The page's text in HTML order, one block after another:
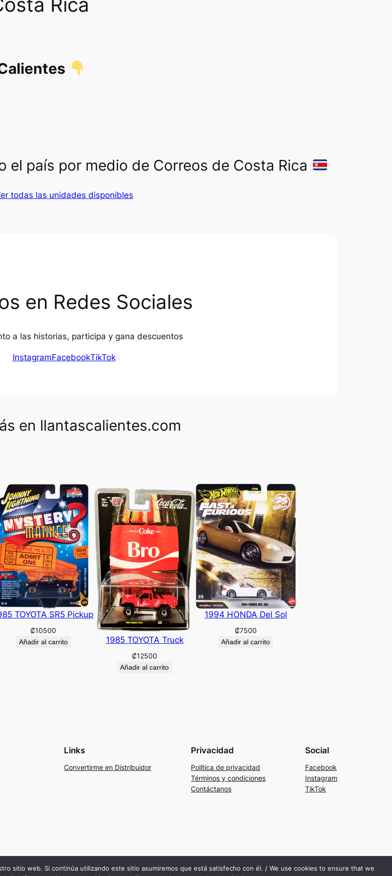
el país por medio de Correos de Costa Rica
todas las unidades disponibles
en Redes Sociales
a las historias, participa y gana descuentos
InstagramFacebookTikTok
en llantascalientes.com
TOYOTA SR5 Pickup
₡10500
Añadir al carrito 1985 TOYOTA Truck
₡12500
Añadir al carrito
1994 HONDA Del Sol
₡7500
Añadir al carrito
Links
Convertirme en Distribuidor
Privacidad
Política de privacidad
Términos y condiciones
Contáctanos
Social
Facebook
Instagram
TikTok
sitio web. Si continúa utilizando este sitio asumiremos que está satisfecho con él. / We use cookies to ensure that we